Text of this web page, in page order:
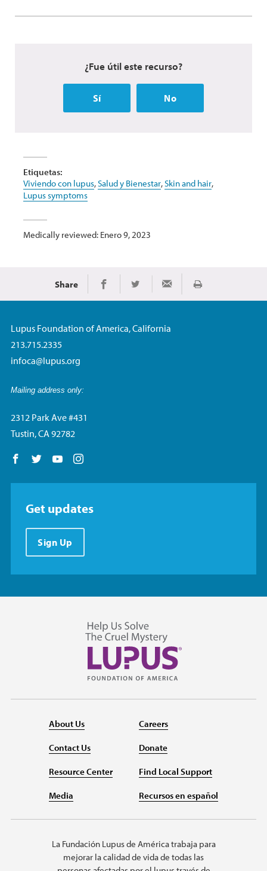
¿Fue útil este recurso?
Sí No
Etiquetas:
Viviendo con lupus,Salud y Bienestar,Skin and hair,
Lupus symptoms
Medically reviewed: Enero 9, 2023
Share Share on Facebook
Share on TwitterShare via EmailImprimir
Lupus Foundation of America, California
213.715.2335
infoca@lupus.org
Mailing address only:
2312 Park Ave #431
Tustin, CA 92782
Follow us on Facebook
Follow us on Twitter
Follow us on YouTube
Get updates
Sign Up
About Us
Contact Us
Resource Center
Media
Careers
Donate
Find Local Support
Recursos en español
La Fundación Lupus de América trabaja para
mejorar la calidad de vida de todas las